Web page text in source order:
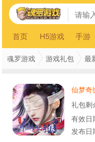
首页 H5游戏 手游
魂罗游戏 游戏礼包 最
仙梦奇
礼包剩
有效日
发布日